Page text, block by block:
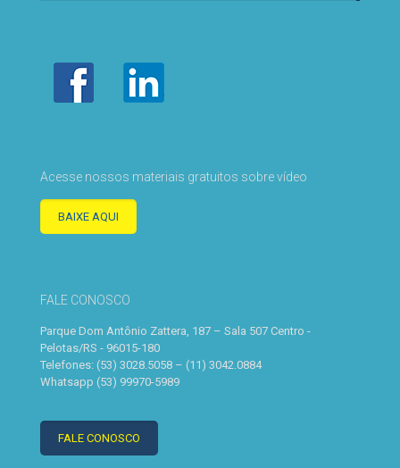
Acesse nossos materiais gratuitos sobre vídeo
BAIXE AQUI
FALE CONOSCO
Parque Dom Antônio Zattera, 187 – Sala 507 Centro -
Pelotas/RS - 96015-180
Telefones: (53) 3028.5058 – (11) 3042.0884
Whatsapp (53) 99970-5989
FALE CONOSCO